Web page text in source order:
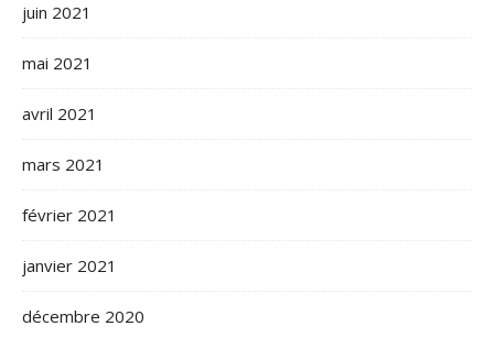
juin 2021
mai 2021
avril 2021
mars 2021
février 2021
janvier 2021
décembre 2020